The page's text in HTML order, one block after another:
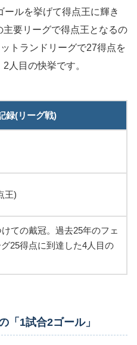
ールを挙げて得点王に輝き
要リーグで得点王となるの
トランドリーグで27得点を
人目の快挙です。
録(リーグ戦)
王)
ての戴冠。過去25年のフェ
25得点に到達した4人目の
「1試合2ゴール」